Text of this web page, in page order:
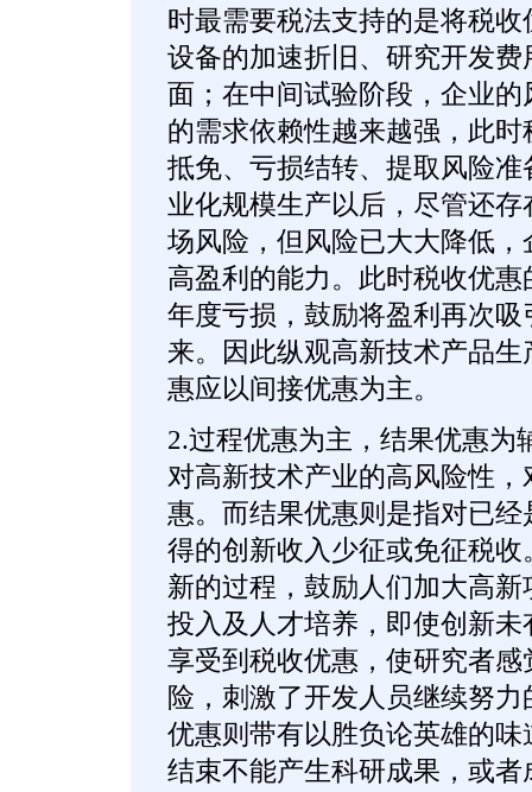
时最需要税法支持的是将税
设备的加速折旧、研究开发
面；在中间试验阶段，企业
的需求依赖性越来越强，此
抵免、亏损结转、提取风险
业化规模生产以后，尽管还
场风险，但风险已大大降低
高盈利的能力。此时税收优
年度亏损，鼓励将盈利再次
来。因此纵观高新技术产品
惠应以间接优惠为主。
2.过程优惠为主，结果优惠为
对高新技术产业的高风险性
惠。而结果优惠则是指对已
得的创新收入少征或免征税
新的过程，鼓励人们加大高
投入及人才培养，即使创新
享受到税收优惠，使研究者
险，刺激了开发人员继续努
优惠则带有以胜负论英雄的
结束不能产生科研成果，或